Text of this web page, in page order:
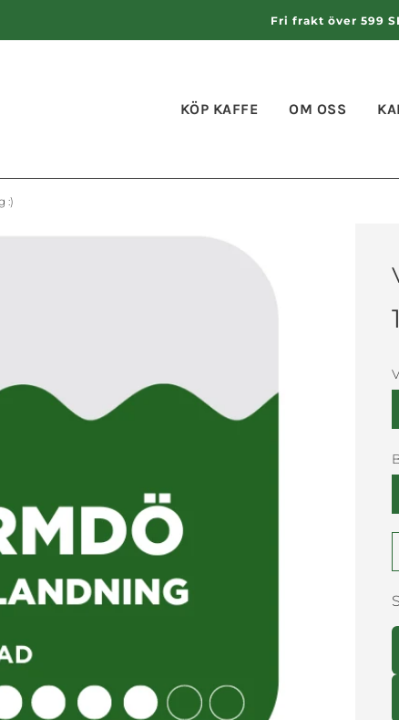
Fri frakt över 599
KÖP KAFFE OM OSS
:)